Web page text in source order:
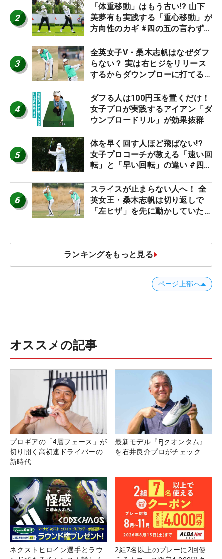
2
「体重移動」はもう古い!? 山下
美夢有も実践する「重心移動」が
方向性のカギ #四の五の言わず振
3
全英女子V・桑木志帆はなぜダフ
らない？ 実は右ヒジをリリース
するからダウンブローに打てる #
4
ダフる人は100円玉を置くだけ！
女子プロが実践するアイアン「ダ
ウンブロードリル」が効果抜群
5
体を早く回す人ほど飛ばない!?
女子プロコーチが教える「速い回
転」と「早い回転」の違い #四の
6
スライスが止まらない人へ！ 全
英女王・桑木志帆は切り返しで
「左ヒザ」を先に動かしていた
ランキングをもっと見る
ページ上部へ
オススメの記事
プロギアの「4層フェース」が
切り開く高初速ドライバーの
新時代
最新モデル『FJクオンタム』
を石井良介プロがチェック
ネクストヒロイン選手とラウ
2組7名以上のプレーに2回使